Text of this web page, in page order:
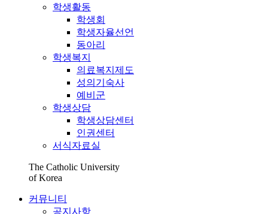
학생활동
학생회
학생자율선언
동아리
학생복지
의료복지제도
성의기숙사
예비군
학생상담
학생상담센터
인권센터
서식자료실
The Catholic University
of Korea
커뮤니티
공지사항